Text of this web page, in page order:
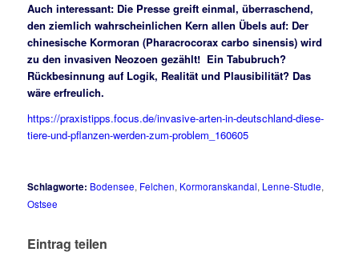
Auch interessant: Die Presse greift einmal, überraschend,
den ziemlich wahrscheinlichen Kern allen Übels auf: Der
chinesische Kormoran (Pharacrocorax carbo sinensis) wird
zu den invasiven Neozoen gezählt! Ein Tabubruch?
Rückbesinnung auf Logik, Realität und Plausibilität? Das
wäre erfreulich.
https://praxistipps.focus.de/invasive-arten-in-deutschland-diese-
tiere-und-pflanzen-werden-zum-problem_160605
Schlagworte: Bodensee, Felchen, Kormoranskandal, Lenne-Studie,
Ostsee
Eintrag teilen